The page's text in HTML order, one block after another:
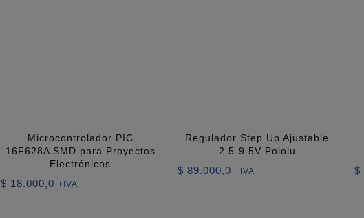
Microcontrolador PIC
16F628A SMD para Proyectos
Electrónicos
$ 18.000,0 +IVA
Regulador Step Up Ajustable
2.5-9.5V Pololu
$ 89.000,0 +IVA $